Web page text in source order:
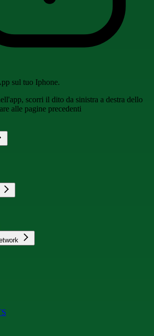
sul tuo Iphone.
scorri il dito da sinistra a destra dello
alle pagine precedenti